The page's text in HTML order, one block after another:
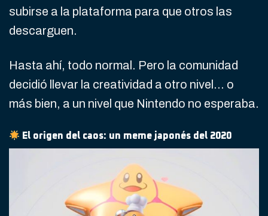
subirse a la plataforma para que otros las
descarguen.
Hasta ahí, todo normal. Pero la comunidad
decidió llevar la creatividad a otro nivel… o
más bien, a un nivel que Nintendo no esperaba.
El origen del caos: un meme japonés del 2020